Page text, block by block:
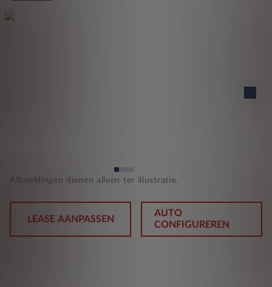
Afbeeldingen dienen alleen ter illustratie.
LEASE AANPASSEN
AUTO
CONFIGUREREN